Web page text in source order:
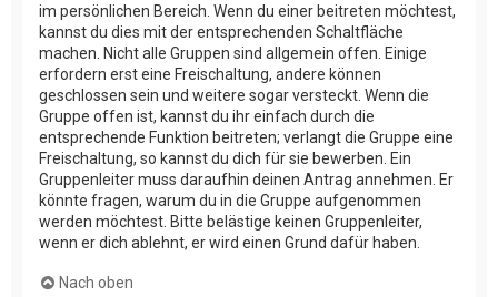
im persönlichen Bereich. Wenn du einer beitreten möchtest,
kannst du dies mit der entsprechenden Schaltfläche
machen. Nicht alle Gruppen sind allgemein offen. Einige
erfordern erst eine Freischaltung, andere können
geschlossen sein und weitere sogar versteckt. Wenn die
Gruppe offen ist, kannst du ihr einfach durch die
entsprechende Funktion beitreten; verlangt die Gruppe eine
Freischaltung, so kannst du dich für sie bewerben. Ein
Gruppenleiter muss daraufhin deinen Antrag annehmen. Er
könnte fragen, warum du in die Gruppe aufgenommen
werden möchtest. Bitte belästige keinen Gruppenleiter,
wenn er dich ablehnt, er wird einen Grund dafür haben.
Nach oben